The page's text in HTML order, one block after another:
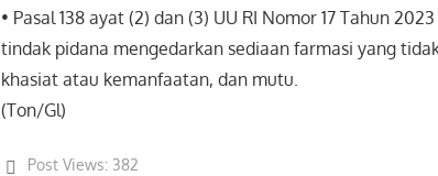
• Pasal 138 ayat (2) dan (3) UU RI Nomor 17 Tahun
tindak pidana mengedarkan sediaan farmasi yang
khasiat atau kemanfaatan, dan mutu.
(Ton/Gl)
Post Views: 382